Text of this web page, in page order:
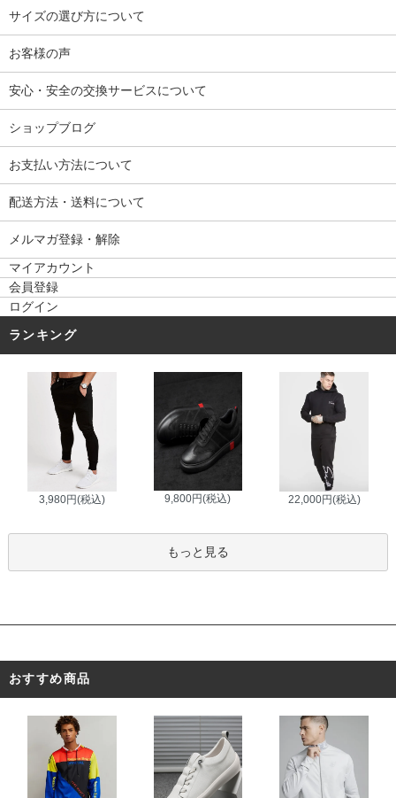
サイズの選び方について
お客様の声
安心・安全の交換サービスについて
ショップブログ
お支払い方法について
配送方法・送料について
メルマガ登録・解除
マイアカウント
会員登録
ログイン
ランキング
3,980円(税込) 9,800円(税込) 22,000円(税込)
もっと見る
おすすめ商品